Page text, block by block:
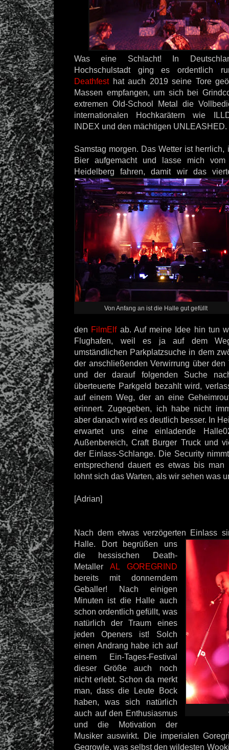
Was eine Schlacht! In
Hochschulstadt ging es ordentlich
Deathfesthat auch 2019 seine Tore
Massen empfangen, um sich bei
extremen Old-School Metal die
internationalen Hochkarätern wie
INDEX und den mächtigen UNLEASHED.
Samstag morgen. Das Wetter ist herrlich,
Bier aufgemacht und lasse mich vom
Heidelberg fahren, damit
Von Anfang an ist die Halle gut gefüllt
wir das
den FilmElfab. Auf meine Idee hin tun
Flughafen, weil es ja auf dem
umständlichen Parkplatzsuche in dem
der anschließenden Verwirrung über den
und der darauf folgenden Suche
überteuerte Parkgeld bezahlt wird,
auf einem Weg, der an eine
erinnert. Zugegeben, ich habe nicht
aber danach wird es deutlich besser. In
erwartet uns eine einladende
Außenbereich, Craft Burger Truck und
der Einlass-Schlange. Die Security
entsprechend dauert es etwas bis man
lohnt sich das Warten, als wir sehen was
[Adrian]
Nach dem etwas verzögerten Einlass
Halle. Dort begrüßen uns
die hessischen Death-
Metaller AL GOREGRIND
bereits mit donnerndem
Geballer! Nach einigen
Minuten ist die Halle auch
schon ordentlich gefüllt, was
natürlich der Traum eines
jeden Openers ist! Solch
einen Andrang habe ich auf
einem Ein-Tages-Festival
dieser Größe auch noch
nicht erlebt. Schon da merkt
man, dass die Leute Bock
haben, was sich natürlich
auch auf den Enthusiasmus
und die Motivation der
Musiker auswirkt. Die imperialen
Gegrowle, was selbst den wildesten